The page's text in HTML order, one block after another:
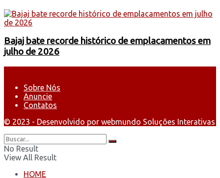
Bajaj bate recorde histórico de emplacamentos em
julho de 2026
Sobre Nós
Anuncie
Contatos
© 2023 - Desenvolvido por webmundo Soluções Interativas
No Result
View All Result
HOME